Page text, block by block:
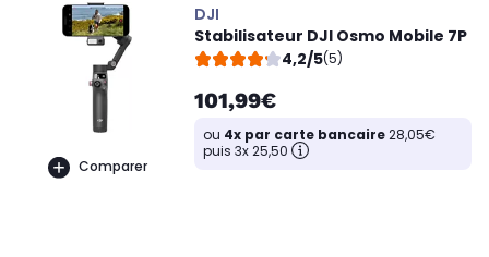
Comparer
DJI
Stabilisateur DJI Osmo Mobile 7P
4,2/5(5)
101,99€
ou 4x par carte bancaire28,05€
puis 3x 25,50